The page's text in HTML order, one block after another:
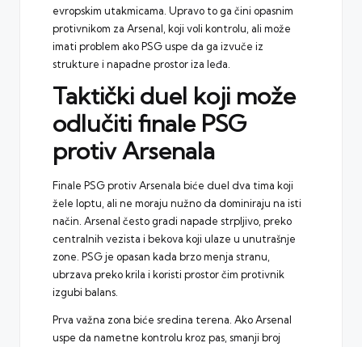
evropskim utakmicama. Upravo to ga čini opasnim
protivnikom za Arsenal, koji voli kontrolu, ali može
imati problem ako PSG uspe da ga izvuče iz
strukture i napadne prostor iza leđa.
Taktički duel koji može
odlučiti finale PSG
protiv Arsenala
Finale PSG protiv Arsenala biće duel dva tima koji
žele loptu, ali ne moraju nužno da dominiraju na isti
način. Arsenal često gradi napade strpljivo, preko
centralnih vezista i bekova koji ulaze u unutrašnje
zone. PSG je opasan kada brzo menja stranu,
ubrzava preko krila i koristi prostor čim protivnik
izgubi balans.
Prva važna zona biće sredina terena. Ako Arsenal
uspe da nametne kontrolu kroz pas, smanji broj